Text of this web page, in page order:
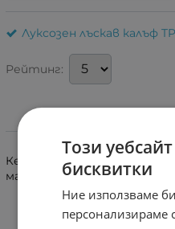
Луксозен лъскав калъф
Рейтинг:
Кейсът е силиконов с
махне става изчистен.
Този
бисквитки
Ние използваме
персонализираме